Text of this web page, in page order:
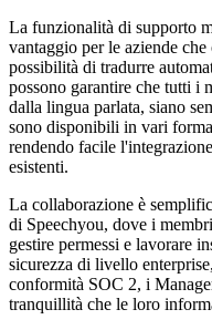
La funzionalità di supporto
vantaggio per le aziende
possibilità di tradurre
possono garantire che tutti i
dalla lingua parlata, siano
sono disponibili in vari
rendendo facile
esistenti.
La collaborazione è
di Speechyou, dove i
gestire permessi e lavorare
sicurezza di livello
conformità SOC 2, i
tranquillità che le loro